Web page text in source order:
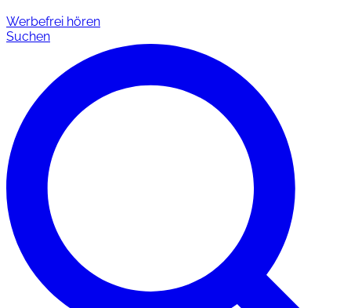
Werbefrei hören
Suchen